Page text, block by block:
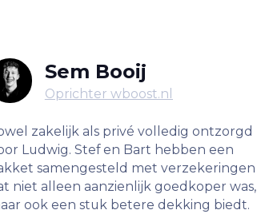
Sem Booij
Oprichter wboost.nl
zakelijk als privé volledig ontzorgd
Ludwig. Stef en Bart hebben een
samengesteld met verzekeringen
niet alleen aanzienlijk goedkoper was,
ook een stuk betere dekking biedt.